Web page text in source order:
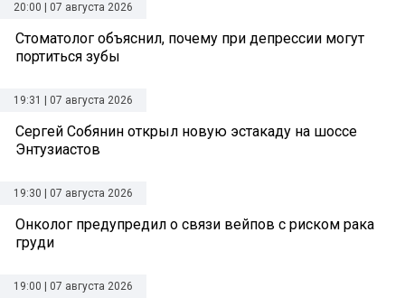
20:00 | 07 августа 2026
Стоматолог объяснил, почему при депрессии могут
портиться зубы
19:31 | 07 августа 2026
Сергей Собянин открыл новую эстакаду на шоссе
Энтузиастов
19:30 | 07 августа 2026
Онколог предупредил о связи вейпов с риском рака
груди
19:00 | 07 августа 2026